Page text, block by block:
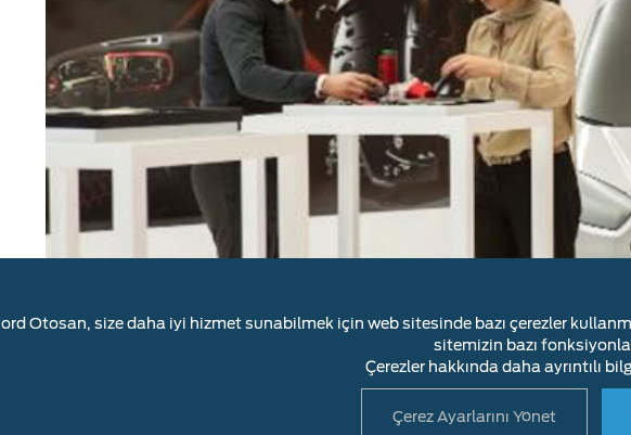
Otosan, size daha iyi hizmet sunabilmek için web sitesinde bazı çerezler
sitemizin bazı
Çerezler hakkında daha ayrıntılı
Çerez Ayarlarını Yönet